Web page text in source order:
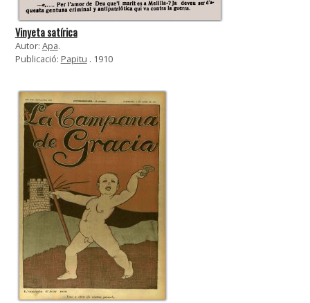
Vinyeta satírica
Autor: Apa.
Publicació: Papitu . 1910